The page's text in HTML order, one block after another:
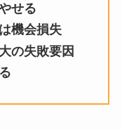
せる
機会損失
の失敗要因